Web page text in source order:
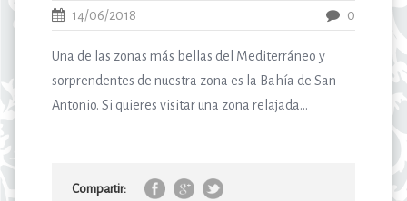
14/06/2018 0
Una de las zonas más bellas del Mediterráneo y
sorprendentes de nuestra zona es la Bahía de San
Antonio. Si quieres visitar una zona relajada...
Compartir: